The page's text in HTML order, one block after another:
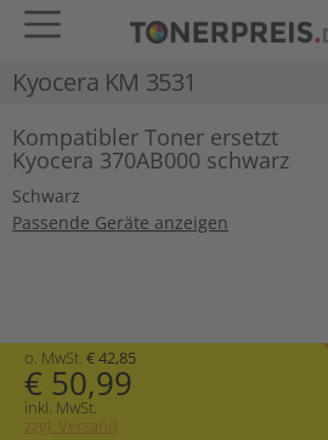
Kyocera KM 3531
Kompatibler Toner ersetzt
Kyocera 370AB000 schwarz
Schwarz
Passende Geräte anzeigen
o. MwSt. € 42,85
€ 50,99
inkl. MwSt.
zzgl. Versand